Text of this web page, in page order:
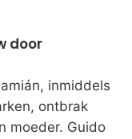
door
inmiddels
ontbrak
moeder. Guido